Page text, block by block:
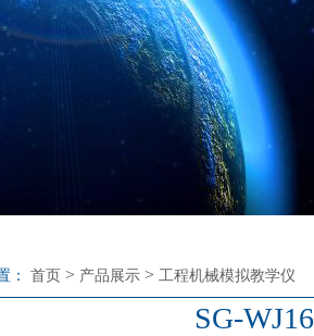
： 首页 > 产品展示 > 工程机械模拟教学仪
SG-